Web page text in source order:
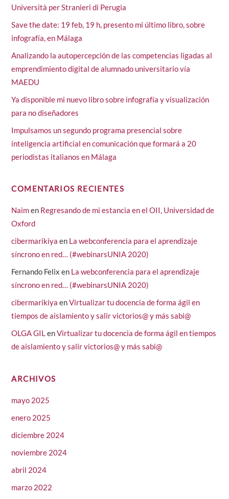
Università per Stranieri di Perugia
Save the date: 19 feb, 19 h, presento mi último libro, sobre
infografía, en Málaga
Analizando la autopercepción de las competencias ligadas al
emprendimiento digital de alumnado universitario vía
MAEDU
Ya disponible mi nuevo libro sobre infografía y visualización
para no diseñadores
Impulsamos un segundo programa presencial sobre
inteligencia artificial en comunicación que formará a 20
periodistas italianos en Málaga
COMENTARIOS RECIENTES
Naimen Regresando de mi estancia en el OII, Universidad de
Oxford
cibermarikiya en La webconferencia para el aprendizaje
síncrono en red… (#webinarsUNIA 2020)
Fernando Felix en La webconferencia para el aprendizaje
síncrono en red… (#webinarsUNIA 2020)
cibermarikiya enVirtualizar tu docencia de forma ágil en
tiempos de aislamiento y salir victorios@ y más sabi@
OLGA GILenVirtualizar tu docencia de forma ágil en tiempos
de aislamiento y salir victorios@ y más sabi@
ARCHIVOS
mayo 2025
enero 2025
diciembre 2024
noviembre 2024
abril 2024
marzo 2022